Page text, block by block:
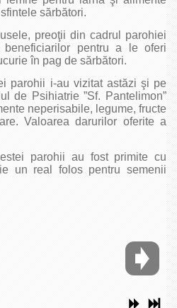
sărbători.
preoţii din cadrul parohiei
pentru a le oferi
în pag de sărbători.
parohii i-au vizitat astăzi şi pe
de Psihiatrie ”Sf. Pantelimon”
neperisabile, legume, fructe
Valoarea darurilor oferite a
parohii au fost primite cu
un real folos pentru semenii